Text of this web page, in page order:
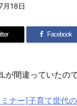
月18日
Facebook
が間違っていたの
ナー]子育て世代